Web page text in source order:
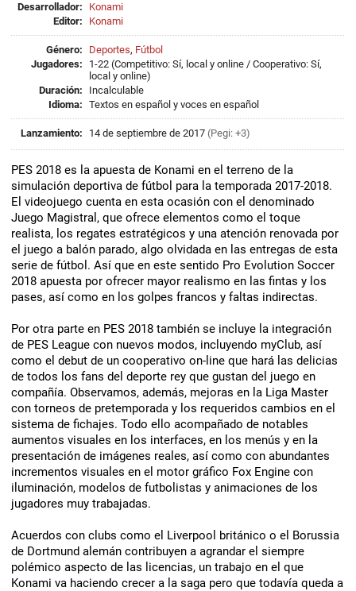
Desarrollador:
Konami
Editor:
Konami
Género: Deportes, Fútbol
Jugadores:
1-22 (Competitivo: Sí, local y online / Cooperativo: Sí,
local y online)
Duración:
Incalculable
Idioma: Textos en español y voces en español
Lanzamiento: 14 de septiembre de 2017 (Pegi: +3)
PES 2018 es la apuesta de Konami en el terreno de la
simulación deportiva de fútbol para la temporada 2017-2018.
El videojuego cuenta en esta ocasión con el denominado
Juego Magistral, que ofrece elementos como el toque
realista, los regates estratégicos y una atención renovada por
el juego a balón parado, algo olvidada en las entregas de esta
serie de fútbol. Así que en este sentido Pro Evolution Soccer
2018 apuesta por ofrecer mayor realismo en las fintas y los
pases, así como en los golpes francos y faltas indirectas.
Por otra parte en PES 2018 también se incluye la integración
de PES League con nuevos modos, incluyendo myClub, así
como el debut de un cooperativo on-line que hará las delicias
de todos los fans del deporte rey que gustan del juego en
compañía. Observamos, además, mejoras en la Liga Master
con torneos de pretemporada y los requeridos cambios en el
sistema de fichajes. Todo ello acompañado de notables
aumentos visuales en los interfaces, en los menús y en la
presentación de imágenes reales, así como con abundantes
incrementos visuales en el motor gráfico Fox Engine con
iluminación, modelos de futbolistas y animaciones de los
jugadores muy trabajadas.
Acuerdos con clubs como el Liverpool británico o el Borussia
de Dortmund alemán contribuyen a agrandar el siempre
polémico aspecto de las licencias, un trabajo en el que
Konami va haciendo crecer a la saga pero que todavía queda a